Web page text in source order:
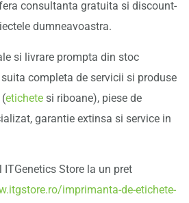
consultanta gratuita si discount-
dumneavoastra.
si livrare prompta din stoc
completa de servicii si produse
etichete si riboane), piese de
garantie extinsa si service in
ITGenetics Store la un pret
imprimanta-de-etichete-